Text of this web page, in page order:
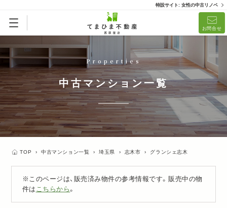
特設サイト: 女性の中古リノベ
お問合せ
Properties
中古マンション一覧
TOP › 中古マンション一覧 › 埼玉県 › 志木市 › グランシェ志木
※このページは、販売済み物件の参考情報です。販売中の物
件は こちらから。